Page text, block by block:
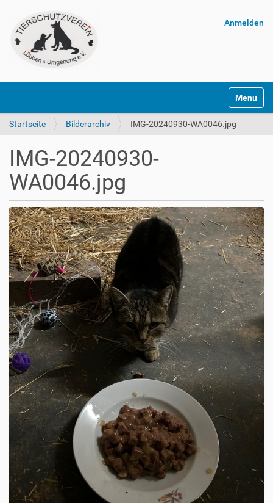
Anmelden
Startseite Bilderarchiv IMG-20240930-WA0046.jpg
IMG-20240930-
WA0046.jpg